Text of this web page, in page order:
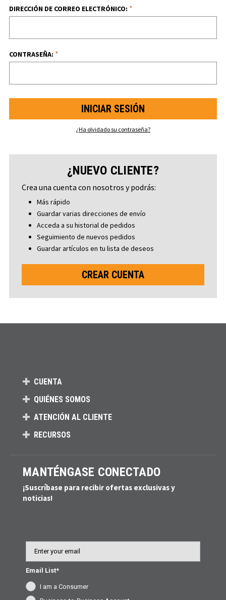
DIRECCIÓN DE CORREO ELECTRÓNICO: *
CONTRASEÑA: *
¿Ha olvidado su contraseña?
¿NUEVO CLIENTE?
Crea una cuenta con nosotros y podrás:
Más rápido
Guardar varias direcciones de envío
Acceda a su historial de pedidos
Seguimiento de nuevos pedidos
Guardar artículos en tu lista de deseos
CREAR CUENTA
CUENTA
QUIÉNES SOMOS
ATENCIÓN AL CLIENTE
RECURSOS
MANTÉNGASE CONECTADO
¡Suscríbase para recibir ofertas exclusivas y
noticias!
Email List*
I am a Consumer